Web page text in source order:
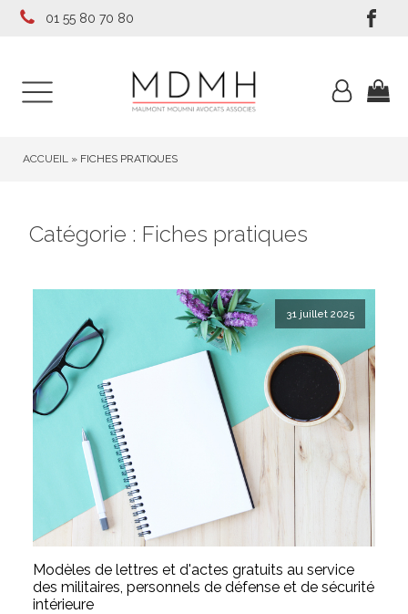
01 55 80 70 80
ACCUEIL » FICHES PRATIQUES
Catégorie : Fiches pratiques
31 juillet 2025
Modèles de lettres et d'actes gratuits au service
des militaires, personnels de défense et de sécurité
intérieure